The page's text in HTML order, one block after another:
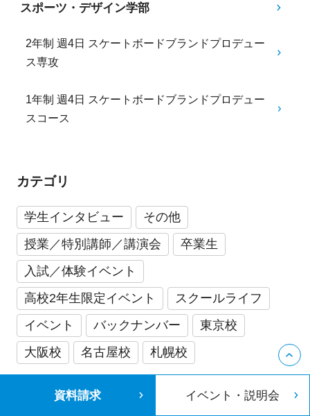
スポーツ・デザイン学部
2年制 週4日 スケートボードブランドプロデュー
ス専攻
1年制 週4日 スケートボードブランドプロデュー
スコース
カテゴリ
学生インタビュー
その他
授業／特別講師／講演会
卒業生
入試／体験イベント
高校2年生限定イベント
スクールライフ
イベント
バックナンバー
東京校
大阪校
名古屋校 札幌校
資料請求 イベント・説明会